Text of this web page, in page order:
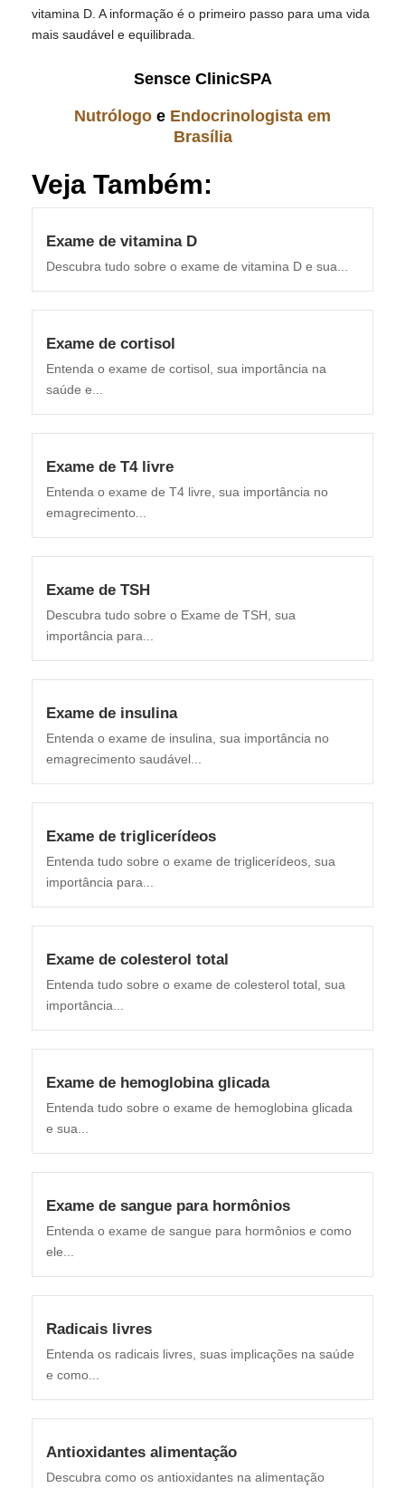
vitamina D. A informação é o primeiro passo para uma vida
mais saudável e equilibrada.
Sensce ClinicSPA
Nutrólogo e Endocrinologista em
Brasília
Veja Também:
Exame de vitamina D
Descubra tudo sobre o exame de vitamina D e sua...
Exame de cortisol
Entenda o exame de cortisol, sua importância na
saúde e...
Exame de T4 livre
Entenda o exame de T4 livre, sua importância no
emagrecimento...
Exame de TSH
Descubra tudo sobre o Exame de TSH, sua
importância para...
Exame de insulina
Entenda o exame de insulina, sua importância no
emagrecimento saudável...
Exame de triglicerídeos
Entenda tudo sobre o exame de triglicerídeos, sua
importância para...
Exame de colesterol total
Entenda tudo sobre o exame de colesterol total, sua
importância...
Exame de hemoglobina glicada
Entenda tudo sobre o exame de hemoglobina glicada
e sua...
Exame de sangue para hormônios
Entenda o exame de sangue para hormônios e como
ele...
Radicais livres
Entenda os radicais livres, suas implicações na saúde
e como...
Antioxidantes alimentação
Descubra como os antioxidantes na alimentação